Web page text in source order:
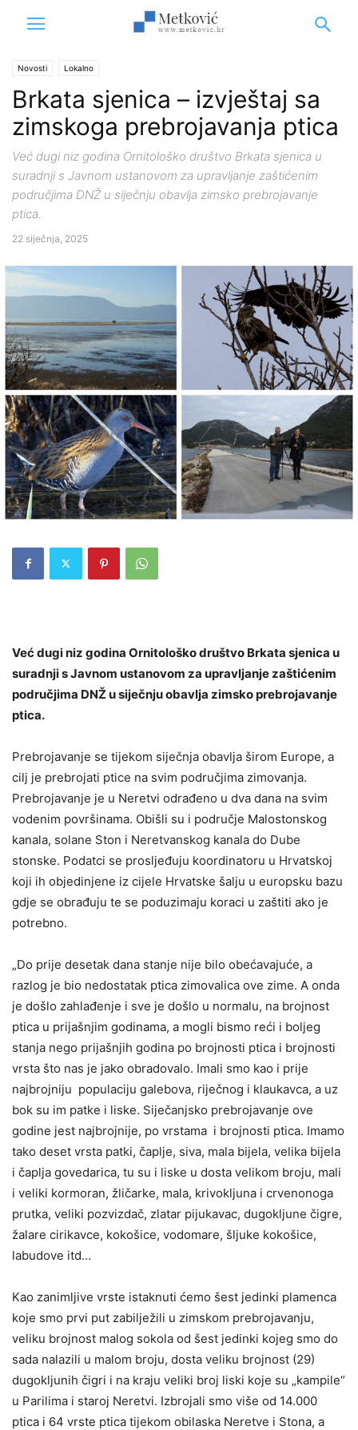
Novosti Lokalno
Brkata sjenica – izvještaj sa
zimskoga prebrojavanja ptica
Već dugi niz godina Ornitološko društvo Brkata sjenica u
suradnji s Javnom ustanovom za upravljanje zaštićenim
područjima DNŽ u siječnju obavlja zimsko prebrojavanje
ptica.
22 siječnja, 2025
Već dugi niz godina Ornitološko društvo Brkata sjenica u
suradnji s Javnom ustanovom za upravljanje zaštićenim
područjima DNŽ u siječnju obavlja zimsko prebrojavanje
ptica.
Prebrojavanje se tijekom siječnja obavlja širom Europe, a
cilj je prebrojati ptice na svim područjima zimovanja.
Prebrojavanje je u Neretvi odrađeno u dva dana na svim
vodenim površinama. Obišli su i područje Malostonskog
kanala, solane Ston i Neretvanskog kanala do Dube
stonske. Podatci se prosljeđuju koordinatoru u Hrvatskoj
koji ih objedinjene iz cijele Hrvatske šalju u europsku bazu
gdje se obrađuju te se poduzimaju koraci u zaštiti ako je
potrebno.
„Do prije desetak dana stanje nije bilo obećavajuće, a
razlog je bio nedostatak ptica zimovalica ove zime. A onda
je došlo zahlađenje i sve je došlo u normalu, na brojnost
ptica u prijašnjim godinama, a mogli bismo reći i boljeg
stanja nego prijašnjih godina po brojnosti ptica i brojnosti
vrsta što nas je jako obradovalo. Imali smo kao i prije
najbrojniju populaciju galebova, riječnog i klaukavca, a uz
bok su im patke i liske. Siječanjsko prebrojavanje ove
godine jest najbrojnije, po vrstama i brojnosti ptica. Imamo
tako deset vrsta patki, čaplje, siva, mala bijela, velika bijela
i čaplja govedarica, tu su i liske u dosta velikom broju, mali
i veliki kormoran, žličarke, mala, krivokljuna i crvenonoga
prutka, veliki pozvizdač, zlatar pijukavac, dugokljune čigre,
žalare cirikavce, kokošice, vodomare, šljuke kokošice,
labudove itd…
Kao zanimljive vrste istaknuti ćemo šest jedinki plamenca
koje smo prvi put zabilježili u zimskom prebrojavanju,
veliku brojnost malog sokola od šest jedinki kojeg smo do
sada nalazili u malom broju, dosta veliku brojnost (29)
dugokljunih čigri i na kraju veliki broj liski koje su „kampile“
u Parilima i staroj Neretvi. Izbrojali smo više od 14.000
ptica i 64 vrste ptica tijekom obilaska Neretve i Stona, a